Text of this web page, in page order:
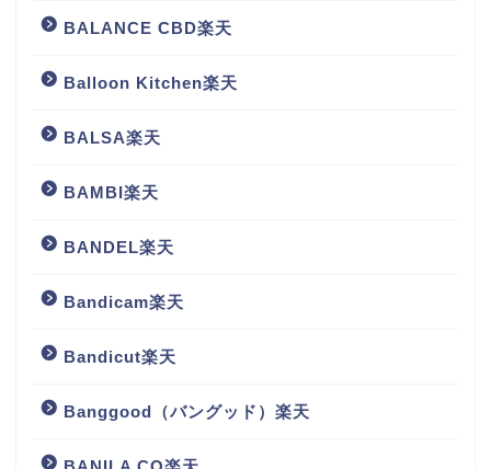
BALANCE CBD楽天
Balloon Kitchen楽天
BALSA楽天
BAMBI楽天
BANDEL楽天
Bandicam楽天
Bandicut楽天
Banggood（バングッド）楽天